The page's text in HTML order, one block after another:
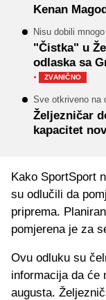
Kenan
Nisu dobili
"Čistka" u
odlaska sa
· ZVANIČNO
Sve otkriveno na
Željezničar
kapacitet
Kako SportSport
su odlučili da
priprema.
pomjerena je za
Ovu odluku su
informacija da će
augusta.